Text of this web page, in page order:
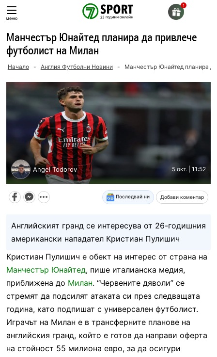
Skip
toменю
Манчестър Юнайтед планира да привлече
футболист на Милан
Начало - Англия Футболни Новини - Манчестър Юнайтед планира
Angel Todorov 5 окт. | 11:52
Последвай ни Добави коментар
Английският гранд се интересува от 26-годишния
американски нападател Кристиан Пулишич
Кристиан Пулишич е обект на интерес от страна на
Манчестър Юнайтед, пише италианска медия,
приближена до Милан. “Червените дяволи” се
стремят да подсилят атаката си през следващата
година, като подпишат с универсален футболист.
Играчът на Милан е в трансферните планове на
английския гранд, който е готов да направи оферта
на стойност 55 милиона евро, за да осигури